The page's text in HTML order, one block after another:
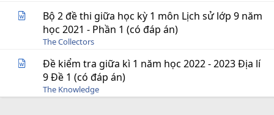
Bộ 2 đề thi giữa học kỳ 1 môn Lịch sử lớp 9 năm
học 2021 - Phần 1 (có đáp án)
The Collectors
Đề kiểm tra giữa kì 1 năm học 2022 - 2023 Địa lí
9 Đề 1 (có đáp án)
The Knowledge